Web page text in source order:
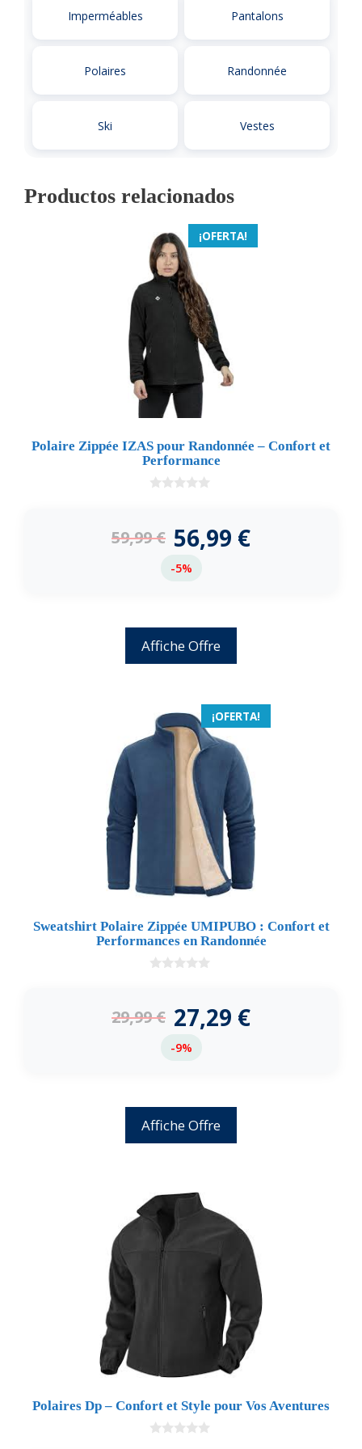
Imperméables Pantalons
Polaires Randonnée
Ski Vestes
Productos relacionados
¡OFERTA!
Polaire Zippée IZAS pour Randonnée – Confort et
Performance
5
59,99€ 56,99 €
-5%
Affiche Offre
¡OFERTA!
Sweatshirt Polaire Zippée UMIPUBO : Confort et
Performances en Randonnée
5
29,99€ 27,29 €
-9%
Affiche Offre
Polaires Dp – Confort et Style pour Vos Aventures